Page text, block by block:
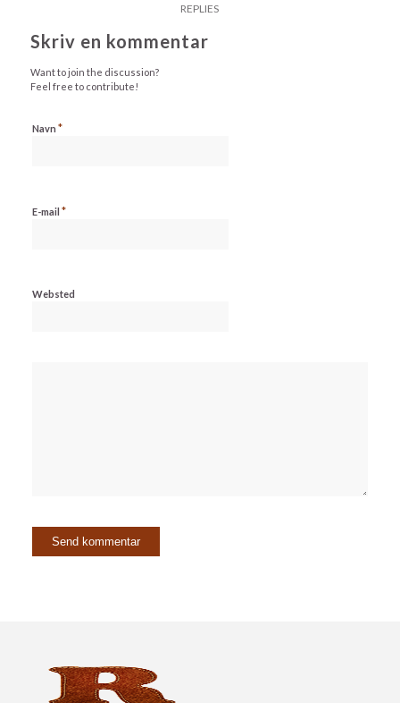
REPLIES
Skriv en kommentar
Want to join the discussion?
Feel free to contribute!
Navn *
E-mail *
Websted